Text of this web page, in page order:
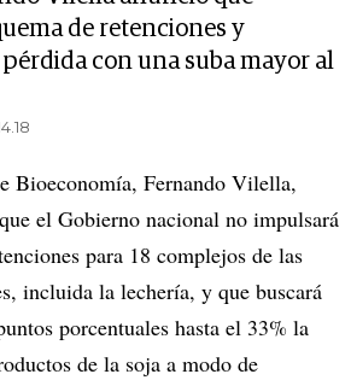
de retenciones y
con una suba mayor al
Bioeconomía, Fernando Vilella,
el Gobierno nacional no impulsará
para 18 complejos de las
incluida la lechería, y que buscará
porcentuales hasta el 33% la
de la soja a modo de